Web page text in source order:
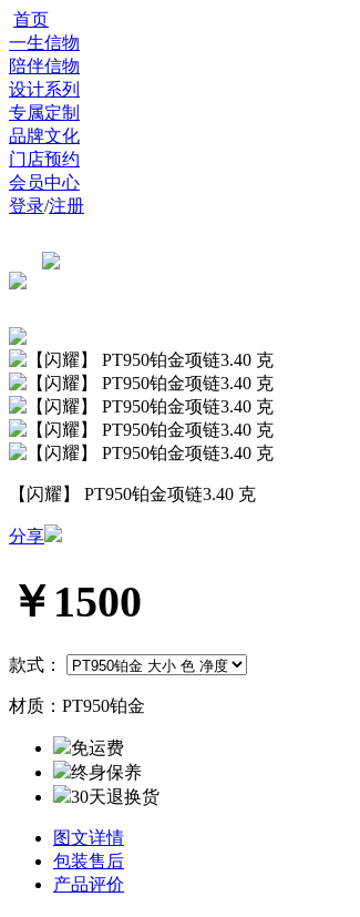
首页
一生信物
陪伴信物
设计系列
专属定制
品牌文化
门店预约
会员中心
登录/注册
【闪耀】 PT950铂金项链3.40 克
分享
￥1500
款式：
材质： PT950铂金
免运费
终身保养
30天退换货
图文详情
包装售后
产品评价